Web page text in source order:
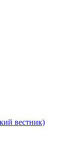
вестник)